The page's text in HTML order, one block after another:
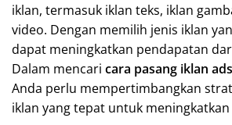
iklan, termasuk iklan teks, iklan
video. Dengan memilih jenis iklan
dapat meningkatkan pendapatan
Dalam mencari cara pasang iklan
Anda perlu mempertimbangkan
iklan yang tepat untuk